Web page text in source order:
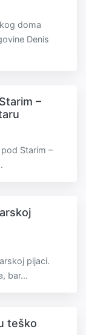
doma
Denis
–
Starim –
pijaci.
bar...
teško